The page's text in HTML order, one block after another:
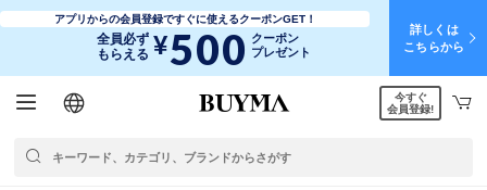
アプリからの会員登録ですぐに使えるクーポンGET！
全員必ず
もらえる ¥500 クーポン
プレゼント
詳しくは
こちらから
日本語
English
简体中文
繁體中文
今すぐ
会員登録!